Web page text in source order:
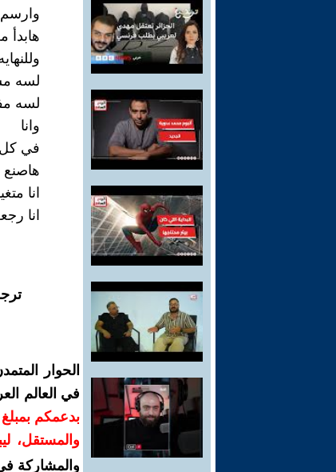
هابدأ
لسه
لسه
وانا
في
هاصنع
انا
انا
الحوار
في العالم
والمستقل،
والمشاركة